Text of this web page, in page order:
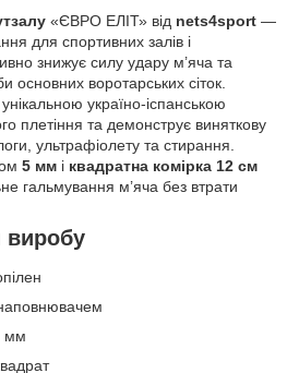
«ЄВРО ЕЛІТ» від nets4sport —
для спортивних залів і
знижує силу удару м’яча та
основних воротарських сіток.
україно-іспанською
плетіння та демонструє виняткову
ультрафіолету та стирання.
5 мм і квадратна комірка 12 см
гальмування м’яча без втрати
виробу
мм